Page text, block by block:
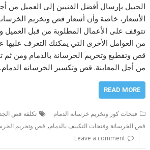
الجبيل بإرسال أفضل الفنيين إلى العميل من
الأسعار، خاصة وأن أسعار قص وتخريم
تتوقف على الأعمال المطلوبة من قبل العميل
من العوامل الأخرى التي يمكنك التعرف
قص وتقطيع وتخريم الخرسانة بالدمام ومن ثم
من أجل المعاينة. قص وتكسير الخرسانه
READ MORE
فتحات كور وتخريم خرسانه الدمام تكلفة قص
قص الخرسانة وفتحات التكييف بالدمام, قص وتخريم
Leave a comment